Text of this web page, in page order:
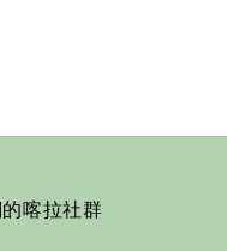
喀拉社群